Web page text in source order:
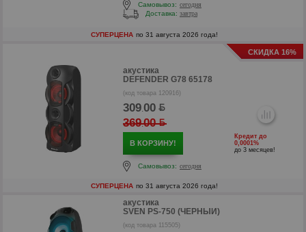
Самовывоз: сегодня
Доставка: завтра
СУПЕРЦЕНА по 31 августа 2026 года!
СКИДКА 16%
акустика
DEFENDER G78 65178
(код товара 120916)
309.00
369.00
В КОРЗИНУ!
Кредит до
0,0001%
до 3 месяцев!
Самовывоз: сегодня
СУПЕРЦЕНА по 31 августа 2026 года!
акустика
SVEN PS-750 (ЧЕРНЫЙ)
(код товара 115505)